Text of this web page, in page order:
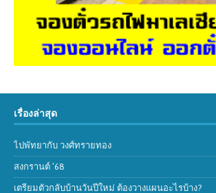
เรื่องล่าสุด
ไปพัทยากับ วงศ์ทรายทอง
สงกรานต์ ’68
เตรียมตัวกลับบ้านวันปีใหม่ ต้องวางแผนอะไรบ้าง?